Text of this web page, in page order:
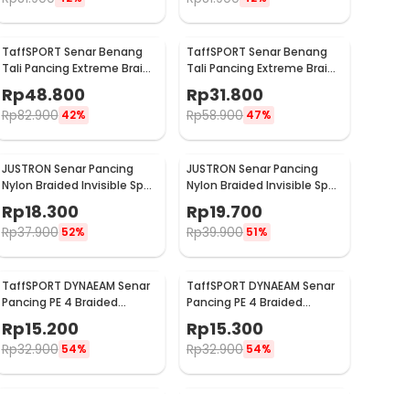
TaffSPORT Senar Benang
Tali Pancing Extreme Braid
2.5 500M - FM-PEL
Rp48.800
Rp82.900 42%
TaffSPORT Senar Benang
Tali Pancing Extreme Braid
0.4 300M - FM-PEL
Rp31.800
Rp58.900 47%
JUSTRON Senar Pancing
Nylon Braided Invisible Spot
Fishing Line 500M 1.2 - DPLS
Rp18.300
Rp37.900 52%
JUSTRON Senar Pancing
Nylon Braided Invisible Spot
Rp19.700
Rp39.900 51%
TaffSPORT DYNAEAM Senar
Pancing PE 4 Braided
- FM10
Rp15.200
Rp32.900 54%
TaffSPORT DYNAEAM Senar
Pancing PE 4 Braided
Strand Fishing Line 100M 0.8
- FM10
Rp15.300
Rp32.900 54%